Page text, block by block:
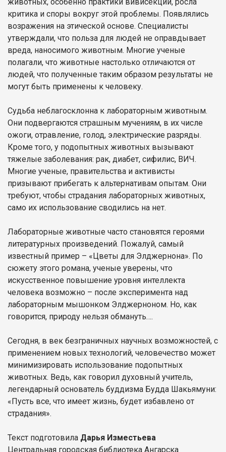
критика и споры вокруг этой проблемы. Появлялись
возражения на этической основе. Специалисты
утверждали, что польза для людей не оправдывает
вреда, наносимого животным. Многие ученые
полагали, что животные настолько отличаются от
людей, что полученные таким образом результаты не
могут быть применены к человеку.
Судьба неблагосклонна к лабораторным животным.
Они подвергаются страшным мучениям, в их числе
ожоги, отравление, голод, электрические разряды.
Кроме того, у подопытных животных вызывают
тяжелые заболевания: рак, диабет, сифилис, ВИЧ.
Многие ученые, правительства и активисты
призывают прибегать к альтернативам опытам. Они
требуют, чтобы страдания лабораторных животных,
само их использование сводились на нет.
Лабораторные животные часто становятся героями
литературных произведений. Пожалуй, самый
известный пример – «Цветы для Элджернона». По
сюжету этого романа, ученые уверены, что
искусственное повышение уровня интеллекта
человека возможно – после эксперимента над
лабораторным мышонком Элджерноном. Но, как
говорится, природу нельзя обмануть….
Сегодня, в век безграничных научных возможностей, с
применением новых технологий, человечество может
минимизировать использование подопытных
животных. Ведь, как говорил духовный учитель,
легендарный основатель буддизма Будда Шакьямуни:
«Пусть все, что имеет жизнь, будет избавлено от
страдания».
Текст подготовила Дарья Изместьева
Центральная городская библиотека Ангарска